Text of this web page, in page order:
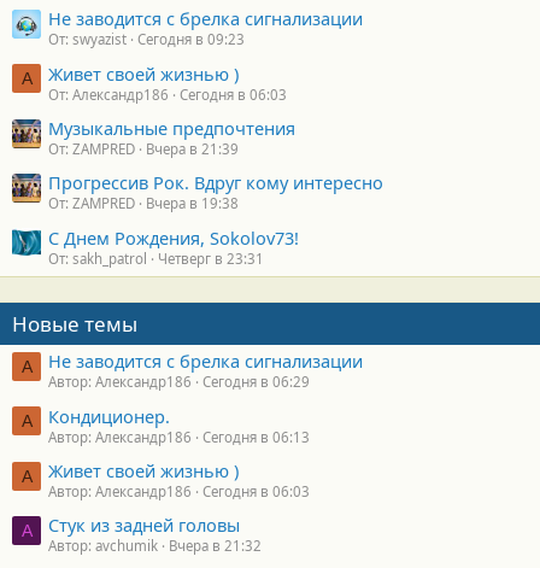
Не заводится с брелка сигнализации
От: swyazist Сегодня в 09:23
А Живет своей жизнью )
От: Александр186 Сегодня в 06:03
Музыкальные предпочтения
От: ZAMPRED Вчера в 21:39
Прогрессив Рок. Вдруг кому интересно
От: ZAMPRED Вчера в 19:38
С Днем Рождения, Sokolov73!
От: sakh_patrol Четверг в 23:31
Новые темы
А Не заводится с брелка сигнализации
Автор: Александр186 Сегодня в 06:29
А Кондиционер.
Автор: Александр186 Сегодня в 06:13
А Живет своей жизнью )
Автор: Александр186 Сегодня в 06:03
A Стук из задней головы
Автор: avchumik Вчера в 21:32